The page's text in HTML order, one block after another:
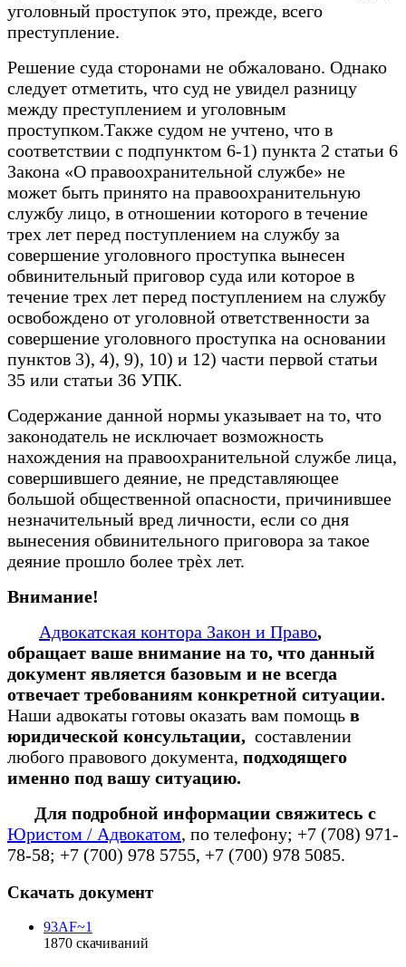
уголовный проступок это, прежде, всего
преступление.
Решение суда сторонами не обжаловано. Однако
следует отметить, что суд не увидел разницу
между преступлением и уголовным
проступком.Также судом не учтено, что в
соответствии с подпунктом 6-1) пункта 2 статьи 6
Закона «О правоохранительной службе» не
может быть принято на правоохранительную
службу лицо, в отношении которого в течение
трех лет перед поступлением на службу за
совершение уголовного проступка вынесен
обвинительный приговор суда или которое в
течение трех лет перед поступлением на службу
освобождено от уголовной ответственности за
совершение уголовного проступка на основании
пунктов 3), 4), 9), 10) и 12) части первой статьи
35 или статьи 36 УПК.
Содержание данной нормы указывает на то, что
законодатель не исключает возможность
нахождения на правоохранительной службе лица,
совершившего деяние, не представляющее
большой общественной опасности, причинившее
незначительный вред личности, если со дня
вынесения обвинительного приговора за такое
деяние прошло более трѐх лет.
Внимание!
Адвокатская контора Закон и Право,
обращает ваше внимание на то, что данный
документ является базовым и не всегда
отвечает требованиям конкретной ситуации.
Наши адвокаты готовы оказать вам помощь в
юридической консультации, составлении
любого правового документа, подходящего
именно под вашу ситуацию.
Для подробной информации свяжитесь с
Юристом / Адвокатом, по телефону; +7 (708) 971-
78-58; +7 (700) 978 5755, +7 (700) 978 5085.
Скачать документ
93AF~1
1870 скачиваний